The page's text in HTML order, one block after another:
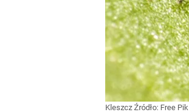
Kleszcz Źródło: Free Pik